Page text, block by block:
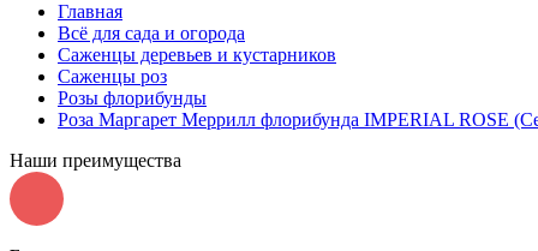
Главная
Всё для сада и огорода
Саженцы деревьев и кустарников
Саженцы роз
Розы флорибунды
Роза Маргарет Меррилл флорибунда IMPERIAL ROSE
Наши преимущества